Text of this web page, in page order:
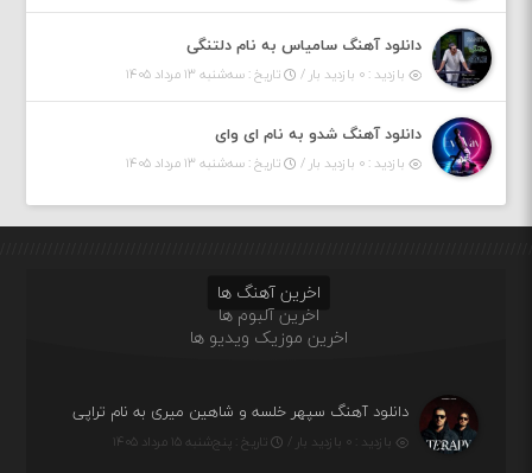
دانلود آهنگ سامیاس به نام دلتنگی
بازدید : ۰ بازدید بار / تاریخ : سه‌شنبه ۱۳ مرداد ۱۴۰۵
دانلود آهنگ شدو به نام ای وای
بازدید : ۰ بازدید بار / تاریخ : سه‌شنبه ۱۳ مرداد ۱۴۰۵
اخرین آهنگ ها
اخرین آلبوم ها
اخرین موزیک ویدیو ها
دانلود آهنگ سپهر خلسه و شاهین میری به نام تراپی
بازدید : ۰ بازدید بار / تاریخ : پنج‌شنبه ۱۵ مرداد ۱۴۰۵